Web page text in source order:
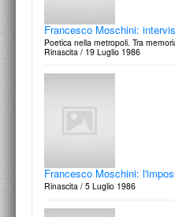
Francesco Moschini: un'idea di città
Domus, n.631, Settembre / 1982
Francesco Moschini:
Poetica nella metropoli. Tra
Rinascita / 19 Luglio 1986
Francesco Moschini:
Rinascita / 5 Luglio 1986